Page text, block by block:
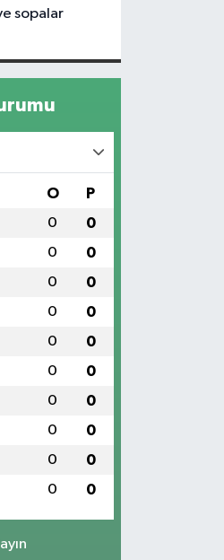
sopalar
O P
0 0
0 0
0 0
0 0
0 0
0 0
0 0
0 0
0 0
0 0